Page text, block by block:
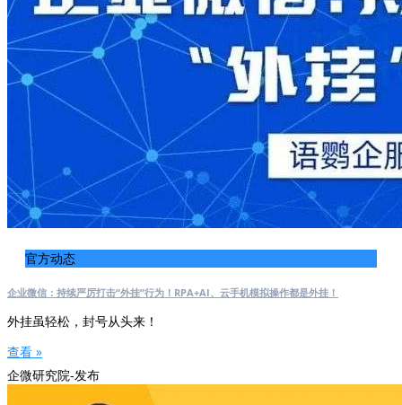
官方动态
企业微信：持续严厉打击“外挂”行为！RPA+AI、云手机模拟操作都是外挂！
外挂虽轻松，封号从头来！
查看 »
企微研究院-发布